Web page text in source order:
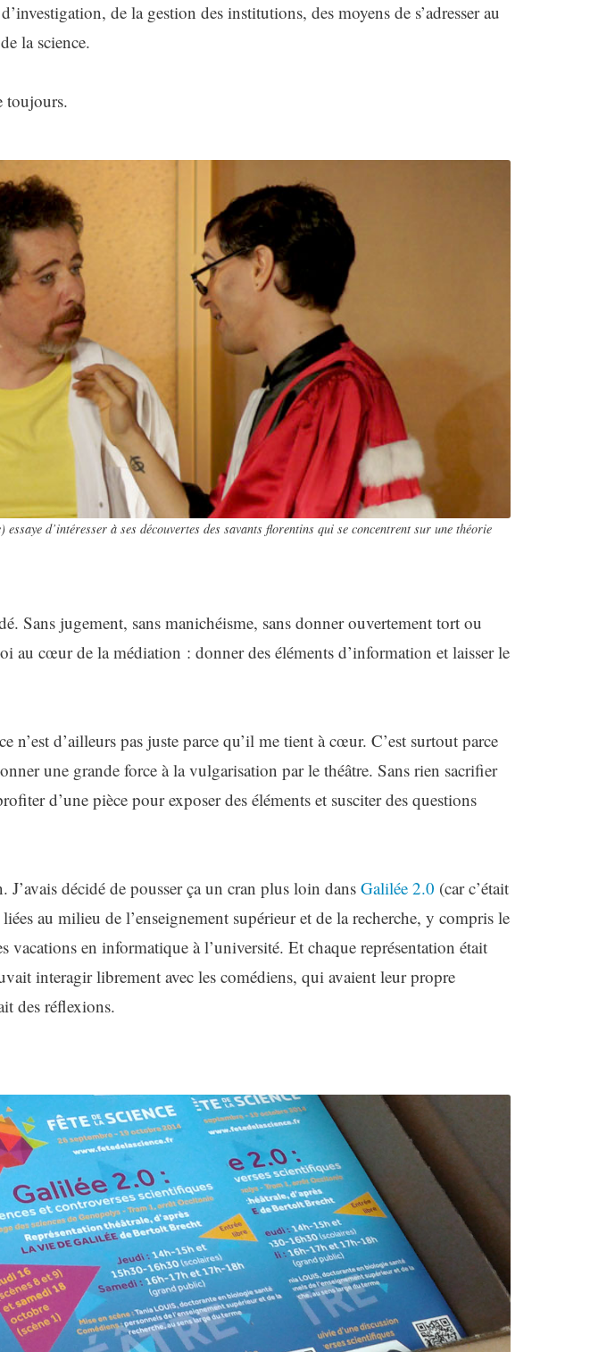
de la gestion des institutions, des moyens de s’adresser au
la science.
toujours.
d’intéresser à ses découvertes des savants florentins qui se concentrent sur une théorie
Sans jugement, sans manichéisme, sans donner ouvertement tort ou
au cœur de la médiation : donner des éléments d’information et laisser le
d’ailleurs pas juste parce qu’il me tient à cœur. C’est surtout parce
une grande force à la vulgarisation par le théâtre. Sans rien sacrifier
d’une pièce pour exposer des éléments et susciter des questions
décidé de pousser ça un cran plus loin dans Galilée 2.0 (car c’était
au milieu de l’enseignement supérieur et de la recherche, y compris le
en informatique à l’université. Et chaque représentation était
interagir librement avec les comédiens, qui avaient leur propre
des réflexions.